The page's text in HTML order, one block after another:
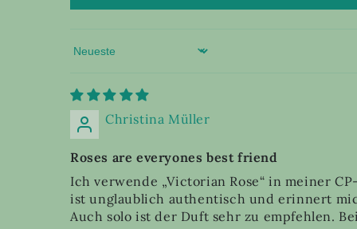
Sort by
Christina Müller
Roses are everyones best friend
Ich verwende „Victorian Rose“ in meiner
ist unglaublich authentisch und erinnert
Auch solo ist der Duft sehr zu empfehlen.